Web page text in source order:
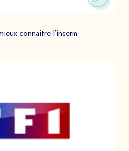
connaitre l’inserm